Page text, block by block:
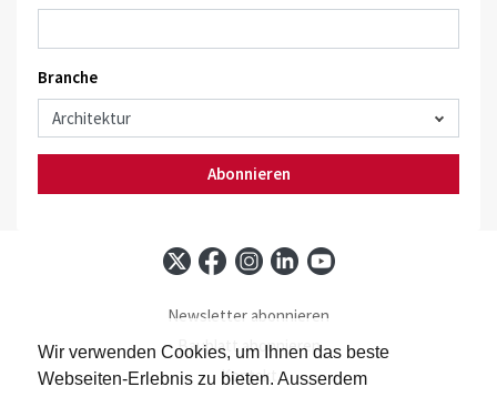
Wir verwenden Cookies, um Ihnen das beste
Webseiten-Erlebnis zu bieten. Ausserdem
Branche
Abonnieren
Newsletter abonnieren
Baublatt abonnieren
Kontakt